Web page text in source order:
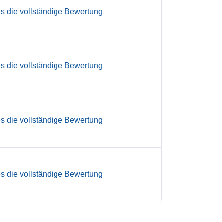
die vollständige Bewertung
die vollständige Bewertung
die vollständige Bewertung
die vollständige Bewertung